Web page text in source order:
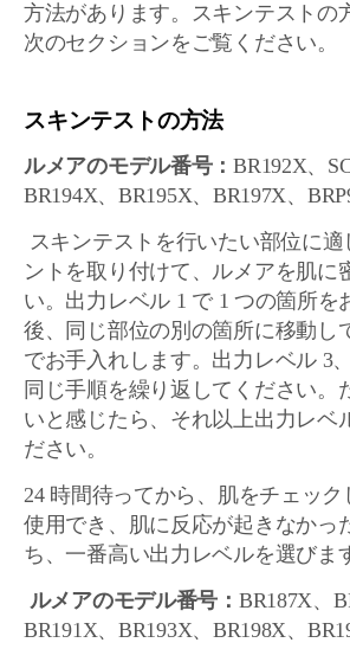
方法があります。スキンテストの
次のセクションをご覧ください。
スキンテストの方法
ルメアのモデル番号：BR192X、
BR194X、BR195X、BR197X、
スキンテストを行いたい部位に適
ントを取り付けて、ルメアを肌に
い。出力レベル 1 で 1 つの箇所を
後、同じ部位の別の箇所に移動し
でお手入れします。出力レベル 3
同じ手順を繰り返してください。
いと感じたら、それ以上出力レベ
ださい。
24 時間待ってから、肌をチェッ
使用でき、肌に反応が起きなかっ
ち、一番高い出力レベルを選びま
ルメアのモデル番号： BR187X、
BR191X、BR193X、BR198X、